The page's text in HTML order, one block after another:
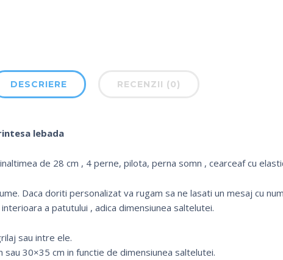
DESCRIERE RECENZII (0)
lebada
de 28 cm , 4 perne, pilota, perna somn , cearceaf cu
Daca doriti personalizat va rugam sa ne lasati un mesaj cu
a patutului , adica dimensiunea saltelutei.
sau intre ele.
30×35 cm in functie de dimensiunea saltelutei.